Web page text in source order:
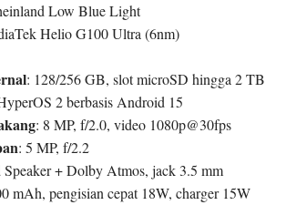
Low Blue Light
Helio G100 Ultra (6nm)
: 128/256 GB, slot microSD hingga 2 TB
2 berbasis Android 15
: 8 MP, f/2.0, video 1080p@30fps
: 5 MP, f/2.2
Speaker + Dolby Atmos, jack 3.5 mm
mAh, pengisian cepat 18W, charger 15W